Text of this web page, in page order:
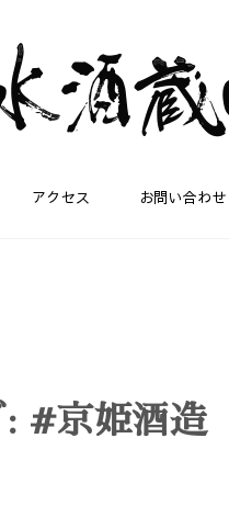
アクセス お問い合わせ
: #京姫酒造